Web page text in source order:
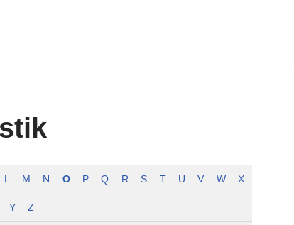
L M N O P Q R S T U V W X
Y Z